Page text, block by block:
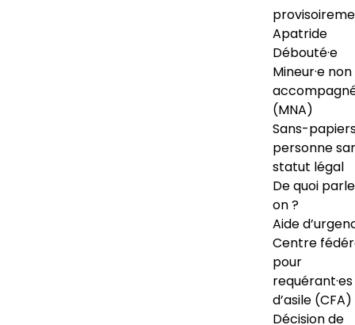
Apatride
Débouté·e
Mineur·e non
(MNA)
Sans-
personne
statut légal
De quoi
on ?
Aide
Centre
pour
requérant·es
d’asile (CFA)
Décision de